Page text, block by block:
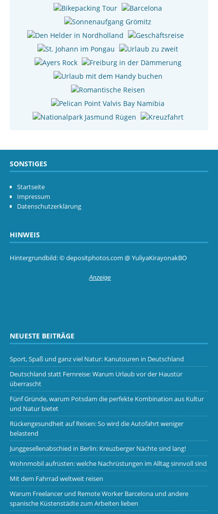
SONSTIGES
Startseite
Impressum
Datenschutzerklärung
HINWEIS
Hintergrundbild: © depositphotos.com @ YuliyaKirayonakBO
NEUESTE BEITRÄGE
Sport, Spaß und ganz viel Natur: Kanutouren in Deutschland
Deutschland statt Fernreise: Warum Urlaub vor der Haustür
überrascht
Fünf Gründe, warum Potsdam die perfekte Kombination aus Kultur
und Natur bietet
Rückengesundheit auf Reisen: So wird die Autofahrt weniger
belastend
Junggesellenabschied in Berlin: Kreuzberger Nächte sind lang!
Wohnmobil aufrüsten: welche Nachrüstungen im Alltag sinnvoll sind
Mit dem Fahrrad weltweit reisen
Warum Freelancer und Remote Worker Barcelona und andere
spanische Küstenstädte zum Arbeiten lieben